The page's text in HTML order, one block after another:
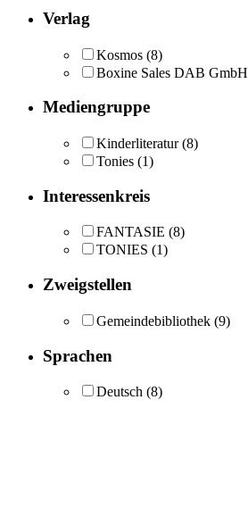
Verlag
Kosmos (8)
Boxine Sales DAB GmbH
Mediengruppe
Kinderliteratur (8)
Tonies (1)
Interessenkreis
FANTASIE (8)
TONIES (1)
Zweigstellen
Gemeindebibliothek (9)
Sprachen
Deutsch (8)